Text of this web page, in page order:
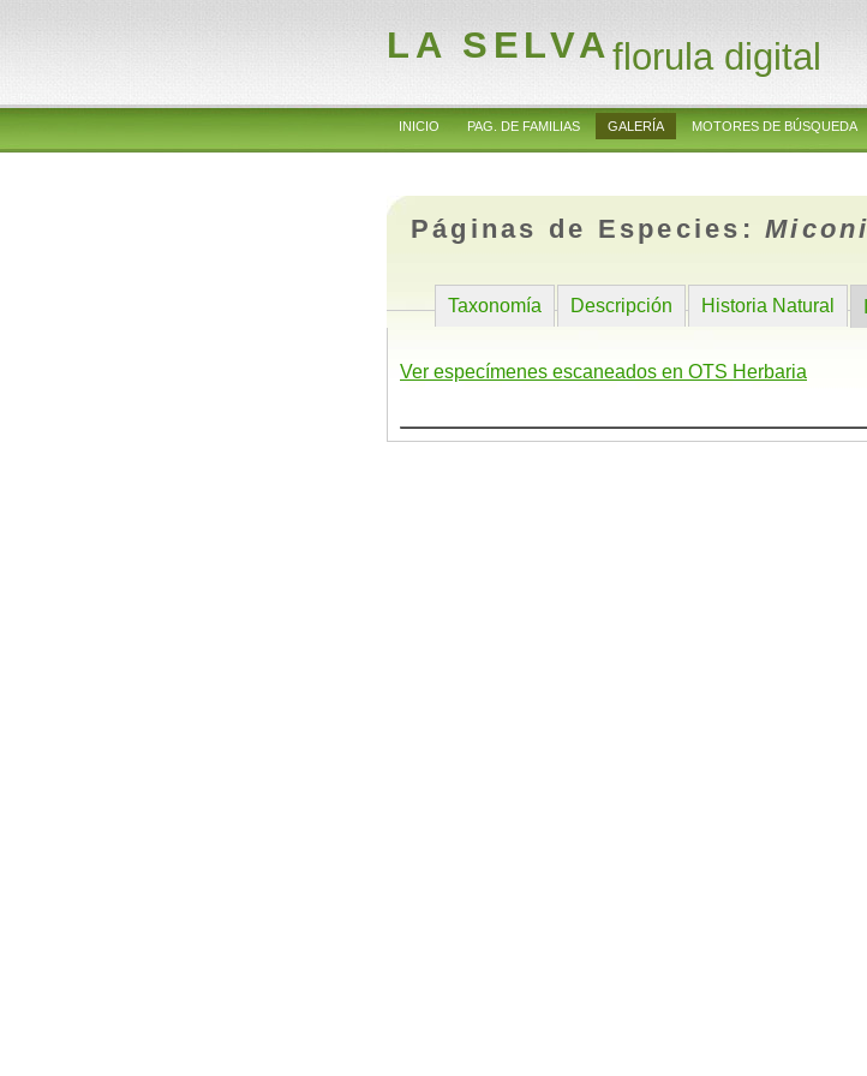
LA SELVAflorula digital
INICIO PAG. DE FAMILIAS GALERÍA MOTORES DE BÚSQUEDA
Páginas de Especies:
Taxonomía Descripción Historia Natural
Ver especímenes escaneados en OTS Herbaria